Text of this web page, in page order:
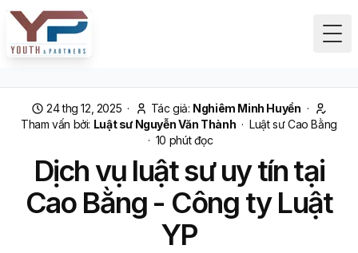
24 thg 12, 2025 · Tác giả: Nghiêm Minh Huyền ·
Tham vấn bởi: Luật sư Nguyễn Văn Thành ·Luật sư Cao Bằng
· 10 phút đọc
Dịch vụ luật sư uy tín tại
Cao Bằng - Công ty Luật
YP